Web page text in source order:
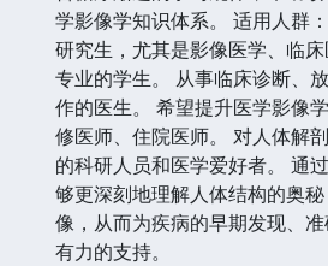
学影像学知识体系。 适用人群
研究生，尤其是影像医学、临
专业的学生。 从事临床诊断、
作的医生。 希望提升医学影像
修医师、住院医师。 对人体解
的科研人员和医学爱好者。 通
够更深刻地理解人体结构的奥
像，从而为疾病的早期发现、
有力的支持。